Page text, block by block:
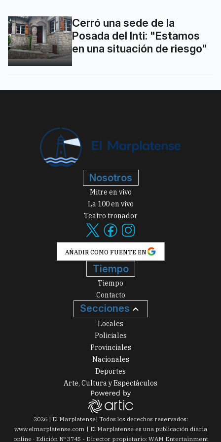
Cerró una sede de la
Posada del Inti: "Estamos
en una situación de riesgo"
Nosotros
Mitre en vivo
La 100 en vivo
Teatro tronador
AÑADIR COMO FUENTE EN
Tiempo
Tiempo
Contacto
Secciones
Locales
Policiales
Provinciales
Nacionales
Deportes
Arte, Cultura y Espectáculos
2026| El Marplatense| Todos los derechos reservados:
www.elmarplatense.com
El Marplatense es una publicación diaria
online · Edición Nº 3745 - Director propietario: WAM Entertainment